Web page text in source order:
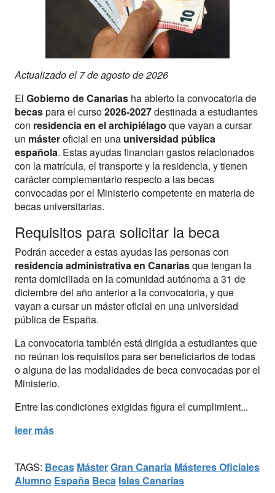
Actualizado el 7 de agosto de 2026
El Gobierno de Canarias ha abierto la convocatoria de
becaspara el curso2026-2027destinada a estudiantes
con residencia en el archipiélago que vayan a cursar
un másteroficial en una universidad pública
española. Estas ayudas financian gastos relacionados
con la matrícula, el transporte y la residencia, y tienen
carácter complementario respecto a las becas
convocadas por el Ministerio competente en materia de
becas universitarias.
Requisitos para solicitar la beca
Podrán acceder a estas ayudas las personas con
residencia administrativa en Canariasque tengan la
renta domiciliada en la comunidad autónoma a 31 de
diciembre del año anterior a la convocatoria, y que
vayan a cursar un máster oficial en una universidad
pública de España.
La convocatoria también está dirigida a estudiantes que
no reúnan los requisitos para ser beneficiarios de todas
o alguna de las modalidades de beca convocadas por el
Ministerio.
Entre las condiciones exigidas figura el cumplimient...
leer más
TAGS: Becas MásterGran Canaria Másteres Oficiales
Alumno España Beca Islas Canarias